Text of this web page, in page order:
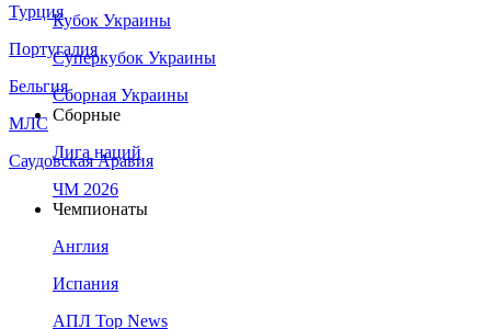
Турция
Португалия
Бельгия
МЛС
Саудовская Аравия
Кубок Украины
Суперкубок Украины
Сборная Украины
Сборные
Лига наций
ЧМ 2026
Чемпионаты
Англия
Испания
АПЛ Top News